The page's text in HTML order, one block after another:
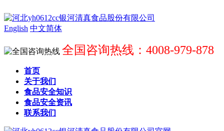
English 中文简体
全国咨询热线：4008-979-878
首页
关于我们
食品安全知识
食品安全资讯
联系我们